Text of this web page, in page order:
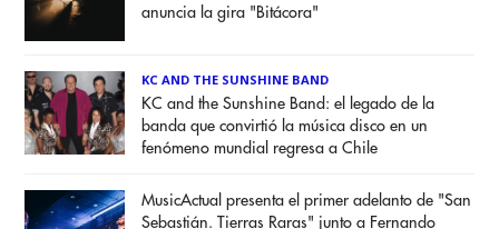
anuncia la gira "Bitácora"
KC AND THE SUNSHINE BAND
KC and the Sunshine Band: el legado de la
banda que convirtió la música disco en un
fenómeno mundial regresa a Chile
MusicActual presenta el primer adelanto de "San
Sebastián. Tierras Raras" junto a Fernando